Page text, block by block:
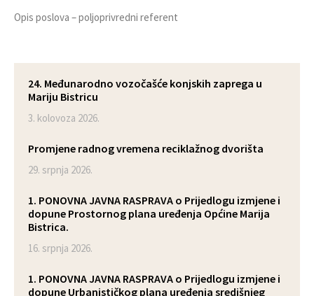
Opis poslova – poljoprivredni referent
24. Međunarodno vozočašće konjskih zaprega u
Mariju Bistricu
3. kolovoza 2026.
Promjene radnog vremena reciklažnog dvorišta
29. srpnja 2026.
1. PONOVNA JAVNA RASPRAVA o Prijedlogu izmjene i
dopune Prostornog plana uređenja Općine Marija
Bistrica.
16. srpnja 2026.
1. PONOVNA JAVNA RASPRAVA o Prijedlogu izmjene i
dopune Urbanističkog plana uređenja središnjeg